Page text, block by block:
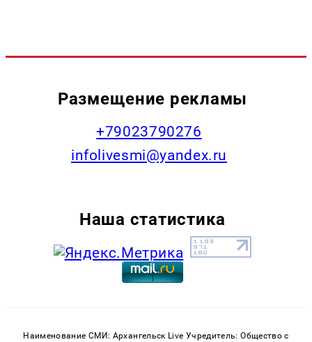
Размещение рекламы
+79023790276
infolivesmi@yandex.ru
Наша статистика
Наименование СМИ: Архангельск Live Учредитель: Общество с